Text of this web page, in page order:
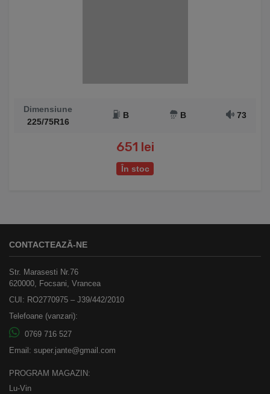
Dimensiune
225/75R16
B B 73
651 lei
În stoc
CONTACTEAZĂ-NE
Str. Marasesti Nr.76
620000, Focsani, Vrancea
CUI: RO2770975 – J39/442/2010
Telefoane (vanzari):
0769 716 527
Email: super.jante@gmail.com
PROGRAM MAGAZIN:
Lu-Vin